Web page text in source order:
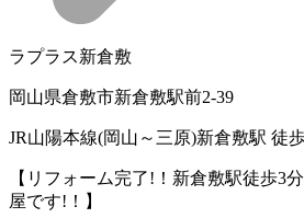
ラプラス新倉敷
岡山県倉敷市新倉敷駅前2-39
JR山陽本線(岡山～三原)新倉敷駅 徒
【リフォーム完了!！新倉敷駅徒歩3
屋です!！】